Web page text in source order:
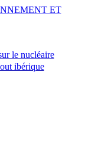
le nucléaire
ibérique
ET